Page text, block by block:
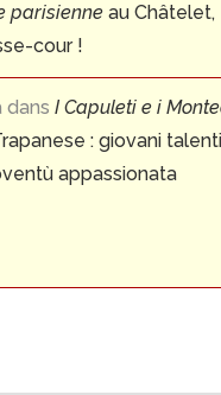
parisienne au Châtelet,
cour !
dans I Capuleti e i
: giovani
appassionata